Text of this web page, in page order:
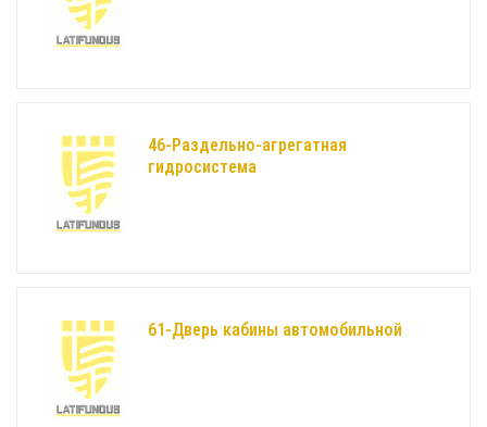
46-Раздельно-агрегатная
гидросистема
61-Дверь кабины автомобильной